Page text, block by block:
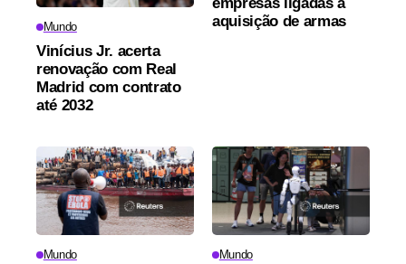
Mundo
Vinícius Jr. acerta
renovação com Real
Madrid com contrato
até 2032
aquisição de armas
Mundo Mundo